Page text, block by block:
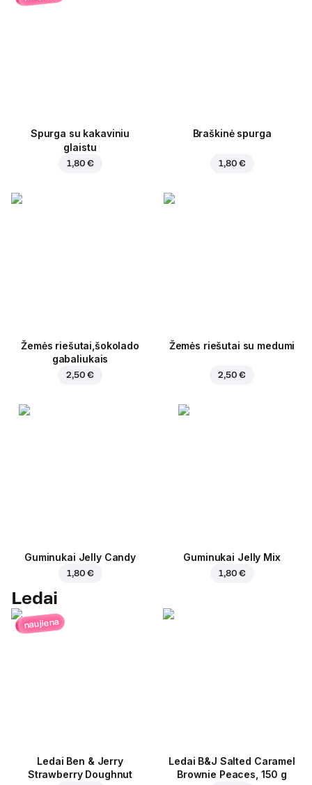
Spurga su kakaviniu
glaistu
1,80 €
Braškinė spurga
1,80 €
Žemės riešutai,šokolado
gabaliukais
2,50 €
Žemės riešutai su medumi
2,50 €
Guminukai Jelly Candy
1,80 €
Guminukai Jelly Mix
1,80 €
Ledai
naujiena
Ledai Ben & Jerry
Strawberry Doughnut
Ledai B&J Salted Caramel
Brownie Peaces, 150 g